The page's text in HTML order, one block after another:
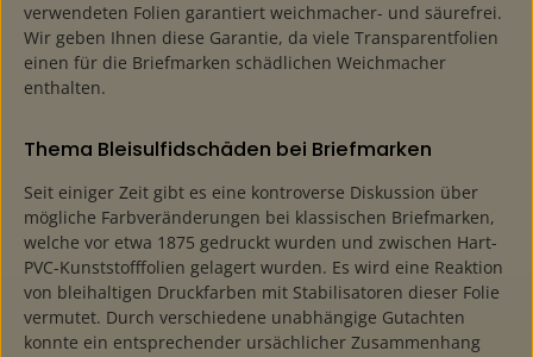
verwendeten Folien garantiert weichmacher- und säurefrei.
Wir geben Ihnen diese Garantie, da viele Transparentfolien
einen für die Briefmarken schädlichen Weichmacher
enthalten.
Thema Bleisulfidschäden bei Briefmarken
Seit einiger Zeit gibt es eine kontroverse Diskussion über
mögliche Farbveränderungen bei klassischen Briefmarken,
welche vor etwa 1875 gedruckt wurden und zwischen Hart-
PVC-Kunststofffolien gelagert wurden. Es wird eine Reaktion
von bleihaltigen Druckfarben mit Stabilisatoren dieser Folie
vermutet. Durch verschiedene unabhängige Gutachten
konnte ein entsprechender ursächlicher Zusammenhang